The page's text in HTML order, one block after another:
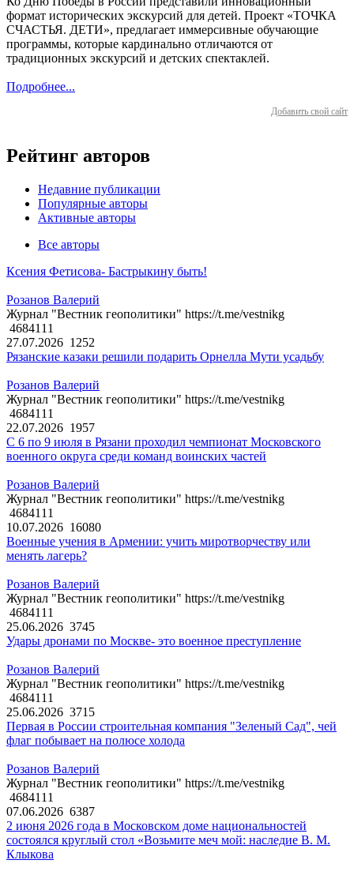
формат исторических экскурсий для детей. Проект «ТОЧКА
СЧАСТЬЯ. ДЕТИ», предлагает иммерсивные обучающие
программы, которые кардинально отличаются от
традиционных экскурсий и детских спектаклей.
Подробнее...
Добавить свой сайт
Рейтинг авторов
Недавние публикации
Популярные авторы
Активные авторы
Все авторы
Ксения Фетисова- Бастрыкину быть!
Розанов Валерий
Журнал "Вестник геополитики" https://t.me/vestnikg
4684111
27.07.2026 1252
Рязанские казаки решили подарить Орнелла Мути усадьбу
Розанов Валерий
Журнал "Вестник геополитики" https://t.me/vestnikg
4684111
22.07.2026 1957
С 6 по 9 июля в Рязани проходил чемпионат Московского
военного округа среди команд воинских частей
Розанов Валерий
Журнал "Вестник геополитики" https://t.me/vestnikg
4684111
10.07.2026 16080
Военные учения в Армении: учить миротворчеству или
менять лагерь?
Розанов Валерий
Журнал "Вестник геополитики" https://t.me/vestnikg
4684111
25.06.2026 3745
Удары дронами по Москве- это военное преступление
Розанов Валерий
Журнал "Вестник геополитики" https://t.me/vestnikg
4684111
25.06.2026 3715
Первая в России строительная компания "Зеленый Сад", чей
флаг побывает на полюсе холода
Розанов Валерий
Журнал "Вестник геополитики" https://t.me/vestnikg
4684111
07.06.2026 6387
2 июня 2026 года в Московском доме национальностей
состоялся круглый стол «Возьмите меч мой: наследие В. М.
Клыкова